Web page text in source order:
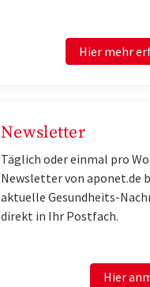
Hier mehr
Newsletter
Täglich oder einmal pro
Newsletter von aponet.de
aktuelle Gesundheits-
direkt in Ihr Postfach.
Hier